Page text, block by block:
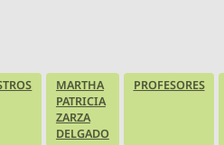
MARTHA
PATRICIA
ZARZA
DELGADO
PROFESORES